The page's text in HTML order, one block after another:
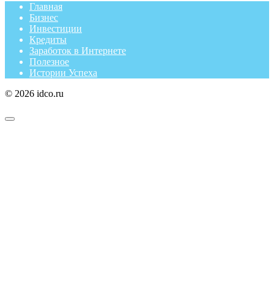
Главная
Бизнес
Инвестиции
Кредиты
Заработок в Интернете
Полезное
Истории Успеха
© 2026 idco.ru